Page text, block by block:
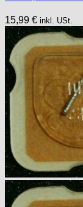
15,99 € inkl. USt.